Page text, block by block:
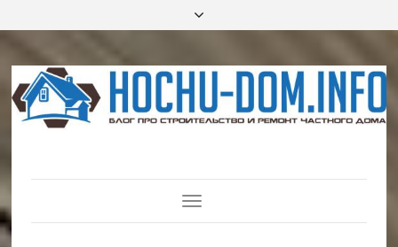
Toggle
Navigation